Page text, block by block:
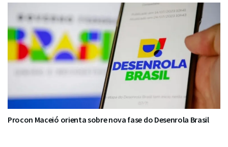
Procon Maceió orienta sobre nova fase do Desenrola Brasil